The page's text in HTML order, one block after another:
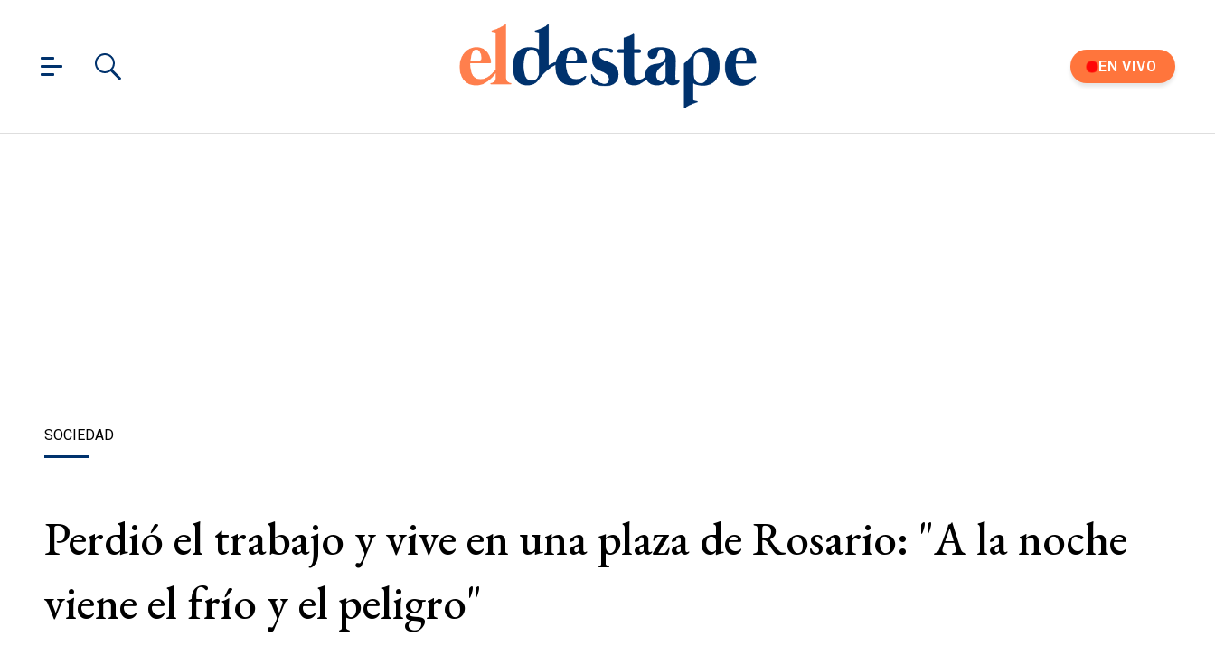
EN VIVO
SOCIEDAD
Perdió el trabajo y vive en una plaza de Rosario: "A la noche
viene el frío y el peligro"